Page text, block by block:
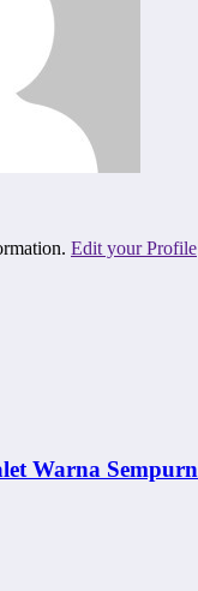
Edit your Profile
Warna